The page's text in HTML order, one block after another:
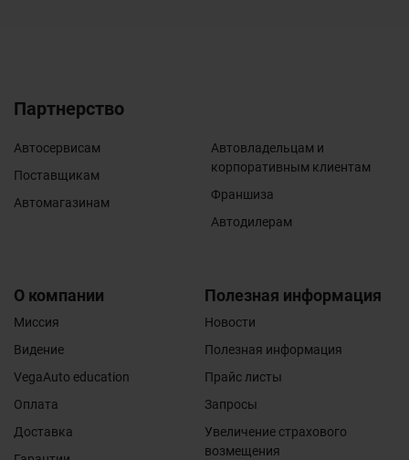
Партнерство
Автосервисам
Поставщикам
Автомагазинам
Автовладельцам и
корпоративным клиентам
Франшиза
Автодилерам
О компании
Миссия
Видение
VegaAuto education
Оплата
Доставка
Полезная информация
Новости
Полезная информация
Прайс листы
Запросы
Увеличение страхового
возмещения